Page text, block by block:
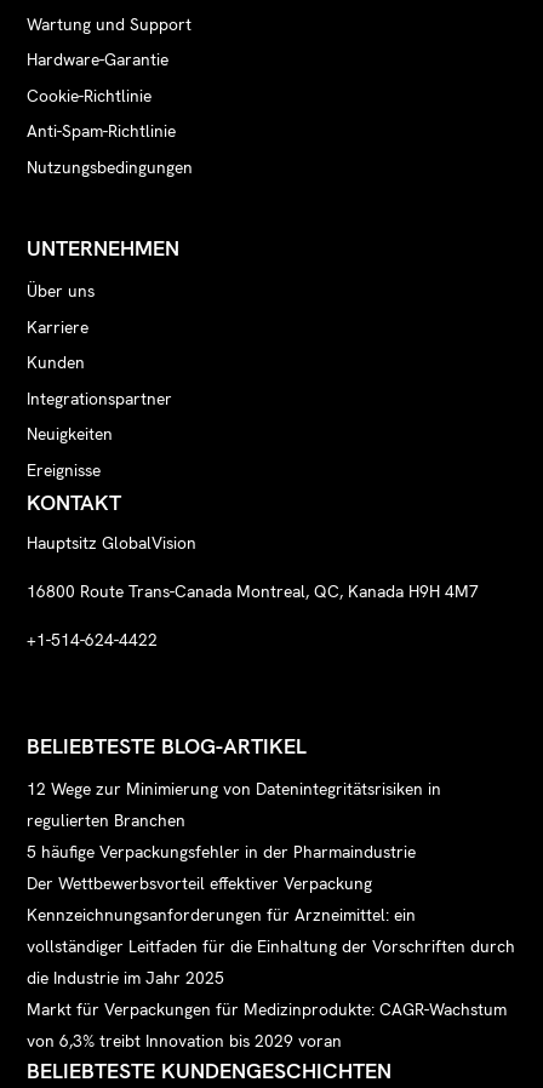
Wartung und Support
Hardware-Garantie
Cookie-Richtlinie
Anti-Spam-Richtlinie
Nutzungsbedingungen
UNTERNEHMEN
Über uns
Karriere
Kunden
Integrationspartner
Neuigkeiten
Ereignisse
KONTAKT
Hauptsitz GlobalVision
16800 Route Trans-Canada Montreal, QC, Kanada H9H 4M7
+1-514-624-4422
BELIEBTESTE BLOG-ARTIKEL
12 Wege zur Minimierung von Datenintegritätsrisiken in
regulierten Branchen
5 häufige Verpackungsfehler in der Pharmaindustrie
Der Wettbewerbsvorteil effektiver Verpackung
Kennzeichnungsanforderungen für Arzneimittel: ein
vollständiger Leitfaden für die Einhaltung der Vorschriften durch
die Industrie im Jahr 2025
Markt für Verpackungen für Medizinprodukte: CAGR-Wachstum
von 6,3% treibt Innovation bis 2029 voran
BELIEBTESTE KUNDENGESCHICHTEN